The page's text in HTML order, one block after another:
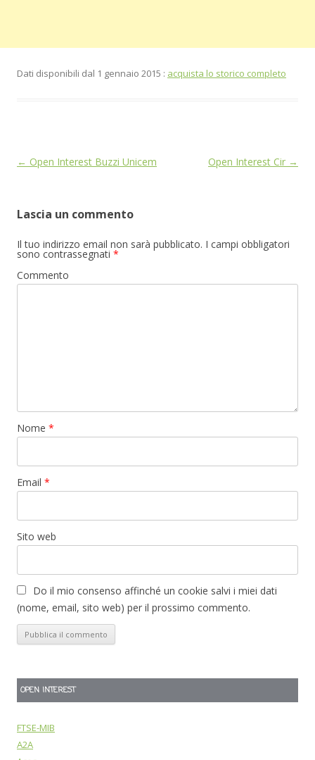
Dati disponibili dal 1 gennaio 2015 : acquista lo storico completo
Navigazione
← Open Interest Buzzi Unicem Open Interest Cir →
Lascia un commento
Il tuo indirizzo email non sarà pubblicato. I campi obbligatori
sono contrassegnati *
Commento
Nome *
Email *
Sito web
Do il mio consenso affinché un cookie salvi i miei dati
(nome, email, sito web) per il prossimo commento.
OPEN INTEREST
FTSE-MIB
A2A